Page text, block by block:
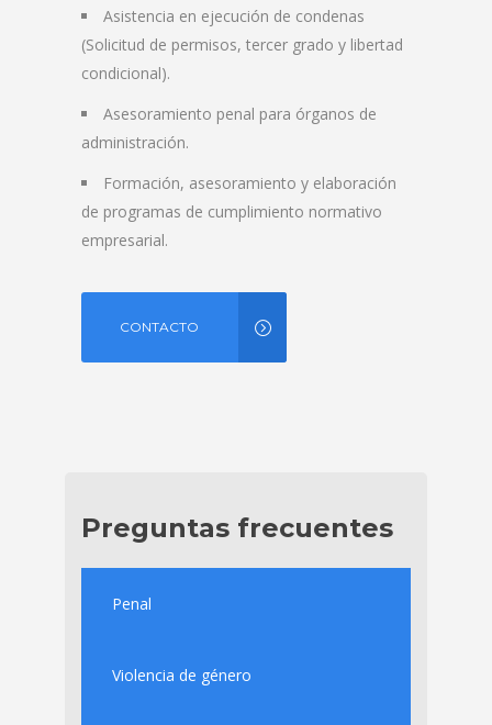
Asistencia en ejecución de condenas
(Solicitud de permisos, tercer grado y libertad
condicional).
Asesoramiento penal para órganos de
administración.
Formación, asesoramiento y elaboración
de programas de cumplimiento normativo
empresarial.
CONTACTO
Preguntas frecuentes
Penal
Violencia de género